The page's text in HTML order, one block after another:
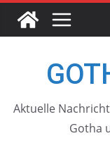
Aktuelle
Gotha